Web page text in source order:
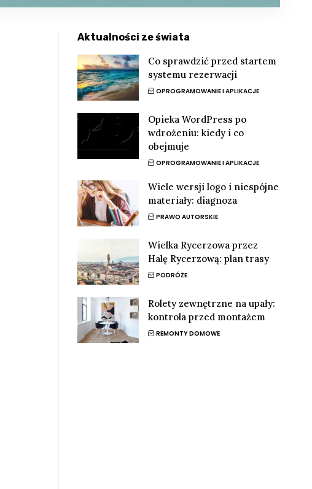
Aktualności ze świata
Co sprawdzić przed startem
systemu rezerwacji
OPROGRAMOWANIE I APLIKACJE
Opieka WordPress po
wdrożeniu: kiedy i co
obejmuje
OPROGRAMOWANIE I APLIKACJE
Wiele wersji logo i niespójne
materiały: diagnoza
PRAWO AUTORSKIE
Wielka Rycerzowa przez
Halę Rycerzową: plan trasy
PODRÓŻE
Rolety zewnętrzne na upały:
kontrola przed montażem
REMONTY DOMOWE